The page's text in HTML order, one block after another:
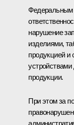
Федеральным
нарушение
изделиями,
продукцией и
продукции.
При этом за